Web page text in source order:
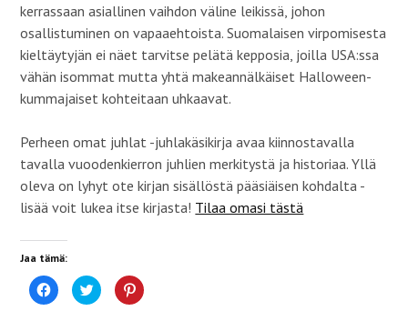
kerrassaan asiallinen vaihdon väline leikissä, johon
osallistuminen on vapaaehtoista. Suomalaisen virpomisesta
kieltäytyjän ei näet tarvitse pelätä kepposia, joilla USA:ssa
vähän isommat mutta yhtä makeannälkäiset Halloween-
kummajaiset kohteitaan uhkaavat.
Perheen omat juhlat -juhlakäsikirja avaa kiinnostavalla
tavalla vuoodenkierron juhlien merkitystä ja historiaa. Yllä
oleva on lyhyt ote kirjan sisällöstä pääsiäisen kohdalta -
lisää voit lukea itse kirjasta! Tilaa omasi tästä
Jaa tämä:
a
a
a